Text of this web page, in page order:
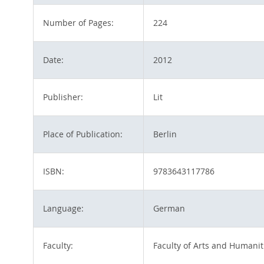
Number of Pages: 224
Date: 2012
Publisher: Lit
Place of Publication: Berlin
ISBN: 9783643117786
Language: German
Faculty: Faculty of Arts and